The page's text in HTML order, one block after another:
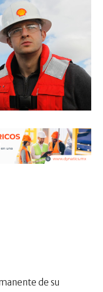
de su